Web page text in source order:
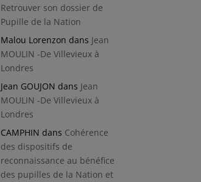
Retrouver son dossier de
Pupille de la Nation
Malou Lorenzon dans Jean
MOULIN -De Villevieux à
Londres
Jean GOUJON dans Jean
MOULIN -De Villevieux à
Londres
CAMPHIN dans Cohérence
des dispositifs de
reconnaissance au bénéfice
des pupilles de la Nation et